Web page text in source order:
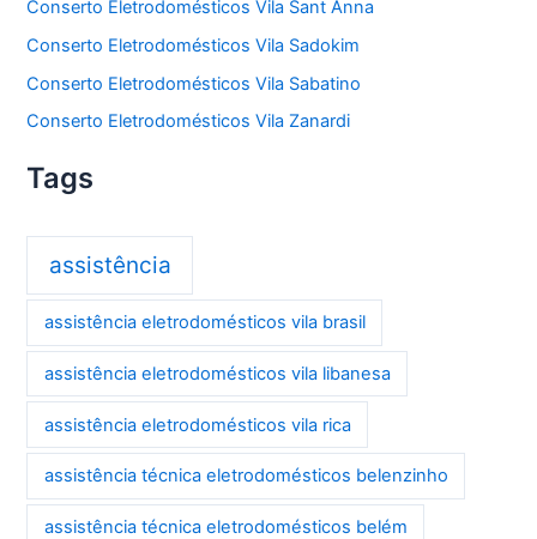
Conserto Eletrodomésticos Vila Sant Anna
Conserto Eletrodomésticos Vila Sadokim
Conserto Eletrodomésticos Vila Sabatino
Conserto Eletrodomésticos Vila Zanardi
Tags
assistência
assistência eletrodomésticos vila brasil
assistência eletrodomésticos vila libanesa
assistência eletrodomésticos vila rica
assistência técnica eletrodomésticos belenzinho
assistência técnica eletrodomésticos belém